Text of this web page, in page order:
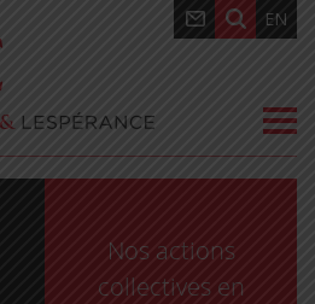
EN
Nos actions
collectives en